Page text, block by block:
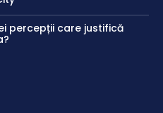
percepții care justifică